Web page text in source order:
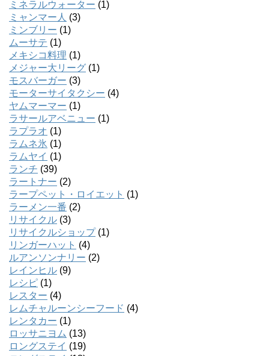
ミネラルウォーター (1)
ミャンマー人 (3)
ミンブリー (1)
ムーサテ (1)
メキシコ料理 (1)
メジャー大リーグ (1)
モスバーガー (3)
モーターサイタクシー (4)
ヤムマーマー (1)
ラサールアベニュー (1)
ラプラオ (1)
ラムネ氷 (1)
ラムヤイ (1)
ランチ (39)
ラートナー (2)
ラープペット・ロイエット (1)
ラーメン一番 (2)
リサイクル (3)
リサイクルショップ(1)
リンガーハット (4)
ルアンソンナリー (2)
レインヒル (9)
レシピ (1)
レスター (4)
レムチャルーンシーフード (4)
レンタカー (1)
ロッサニヨム (13)
ロングステイ (19)